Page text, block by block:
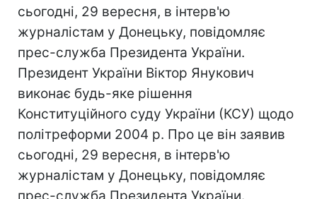
сьогодні, 29 вересня, в інтерв'ю
журналістам у Донецьку, повідомляє
прес-служба Президента України.
Президент України Віктор Янукович
виконає будь-яке рішення
Конституційного суду України (КСУ) щодо
політреформи 2004 р. Про це він заявив
сьогодні, 29 вересня, в інтерв'ю
журналістам у Донецьку, повідомляє
прес-служба Президента України.